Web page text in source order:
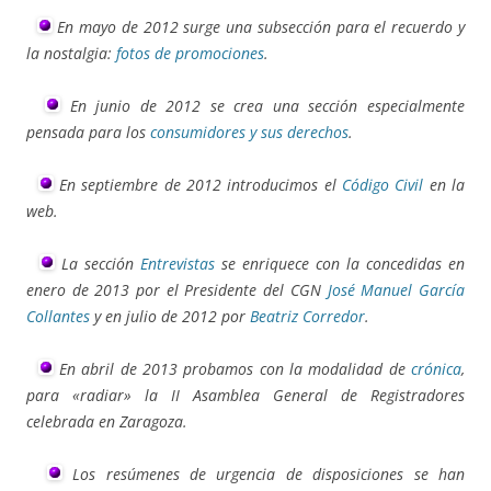
En mayo de 2012 surge una subsección para el recuerdo y
la nostalgia: fotos de promociones.
En junio de 2012 se crea una sección especialmente
pensada para los consumidores y sus derechos.
En septiembre de 2012 introducimos el Código Civil en la
web.
La sección Entrevistas se enriquece con la concedidas en
enero de 2013 por el Presidente del CGN José Manuel García
Collantes y en julio de 2012 por Beatriz Corredor.
En abril de 2013 probamos con la modalidad decrónica,
para «radiar» la II Asamblea General de Registradores
celebrada en Zaragoza.
Los resúmenes de urgencia de disposiciones se han